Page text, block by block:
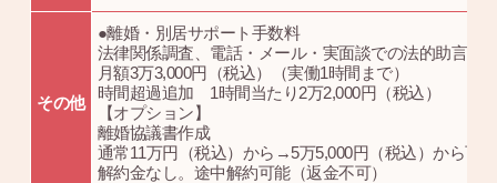
その他
●離婚・別居サポート手数料
法律関係調査、電話・メール・実面談での法的助言
月額3万3,000円（税込）（実働1時間まで）
時間超過追加 1時間当たり2万2,000円（税込）
【オプション】
離婚協議書作成
通常11万円（税込）から→5万5,000円（税込）から可
解約金なし。途中解約可能（返金不可）